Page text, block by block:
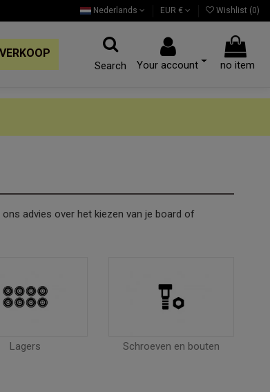
Nederlands EUR € Wishlist (0)
VERKOOP
Search Your account no item
ons advies over het kiezen van je board of
Lagers Schroeven en bouten